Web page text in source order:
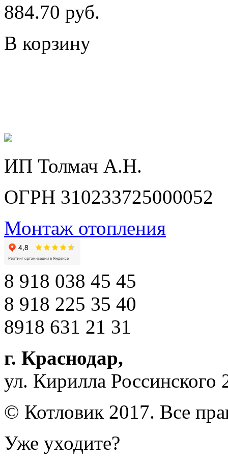
884.70 руб.
В корзину
ИП Толмач А.Н.
ОГРН 310233725000052
Монтаж отопления
8 918 038 45 45
8 918 225 35 40
8918 631 21 31
г. Краснодар,
ул. Кирилла Россинского
© Котловик 2017. Все
Уже уходите?